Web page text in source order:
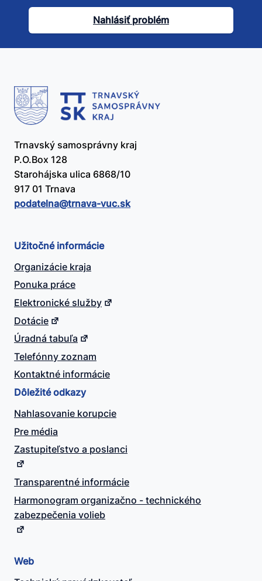
článok
užitočný?
Nahlásiť problém
Trnavský samosprávny kraj
P.O.Box 128
Starohájska ulica 6868/10
917 01 Trnava
podatelna@​trnava-vuc.sk
Užitočné informácie
Organizácie kraja
Ponuka práce
Elektronické služby
Dotácie
Úradná tabuľa
Telefónny zoznam
Kontaktné informácie
Dôležité odkazy
Nahlasovanie korupcie
Pre média
Zastupiteľstvo a poslanci
Transparentné informácie
Harmonogram organizačno - technického
zabezpečenia volieb
Web